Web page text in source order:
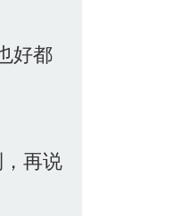
好都
再说